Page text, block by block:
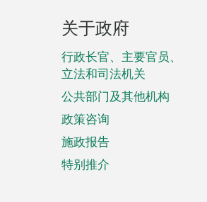
页
脚
菜
单
关于政府
行政长官、主要官员、
立法和司法机关
公共部门及其他机构
政策咨询
施政报告
特别推介